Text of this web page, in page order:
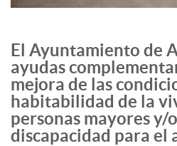
El Ayuntamiento de
ayudas
mejora de las
habitabilidad de la
personas mayores y/
discapacidad para el